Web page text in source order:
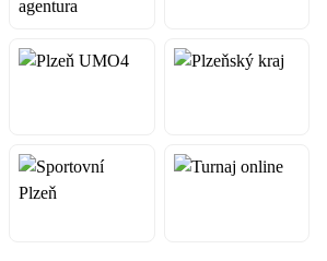
Úvodní slovo